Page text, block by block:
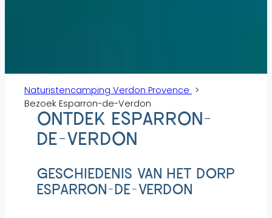
Naturistencamping Verdon Provence
Bezoek Esparron-de-Verdon
ONTDEK ESPARRON-
DE-VERDON
GESCHIEDENIS VAN HET DORP
ESPARRON-DE-VERDON